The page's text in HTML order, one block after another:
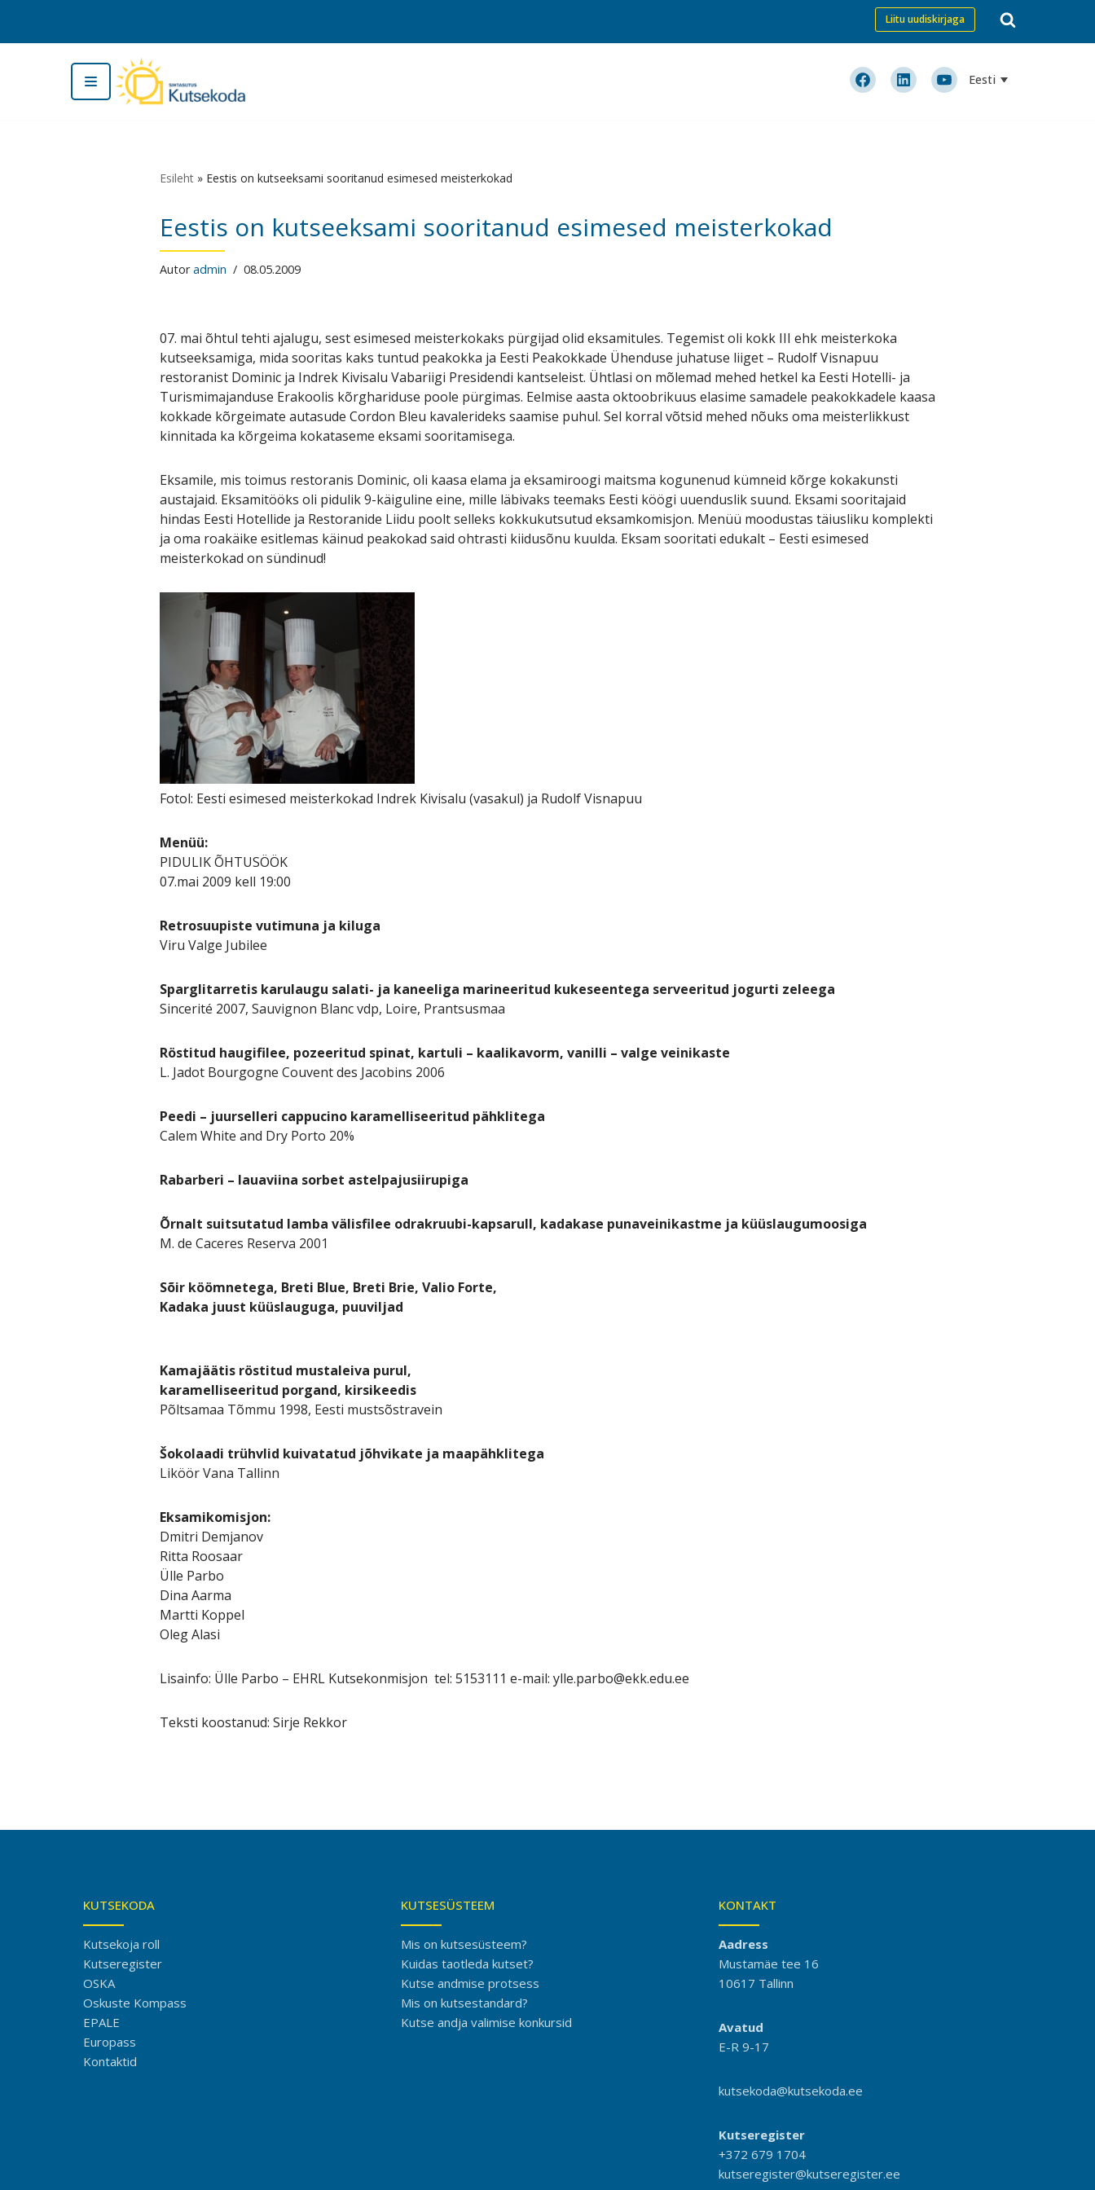
Skip
Liitu uudiskirjaga
Eesti
Esileht» Eestis on kutseeksami sooritanud esimesed meisterkokad
Eestis on kutseeksami sooritanud esimesed meisterkokad
Autoradmin 08.05.2009
07. mai õhtul tehti ajalugu, sest esimesed meisterkokaks pürgijad olid eksamitules. Tegemist oli kokk III ehk meisterkoka
kutseeksamiga, mida sooritas kaks tuntud peakokka ja Eesti Peakokkade Ühenduse juhatuse liiget – Rudolf Visnapuu
restoranist Dominic ja Indrek Kivisalu Vabariigi Presidendi kantseleist. Ühtlasi on mõlemad mehed hetkel ka Eesti Hotelli- ja
Turismimajanduse Erakoolis kõrghariduse poole pürgimas. Eelmise aasta oktoobrikuus elasime samadele peakokkadele kaasa
kokkade kõrgeimate autasude Cordon Bleu kavalerideks saamise puhul. Sel korral võtsid mehed nõuks oma meisterlikkust
kinnitada ka kõrgeima kokataseme eksami sooritamisega.
Eksamile, mis toimus restoranis Dominic, oli kaasa elama ja eksamiroogi maitsma kogunenud kümneid kõrge kokakunsti
austajaid. Eksamitööks oli pidulik 9-käiguline eine, mille läbivaks teemaks Eesti köögi uuenduslik suund. Eksami sooritajaid
hindas Eesti Hotellide ja Restoranide Liidu poolt selleks kokkukutsutud eksamkomisjon. Menüü moodustas täiusliku komplekti
ja oma roakäike esitlemas käinud peakokad said ohtrasti kiidusõnu kuulda. Eksam sooritati edukalt – Eesti esimesed
meisterkokad on sündinud!
Fotol: Eesti esimesed meisterkokad Indrek Kivisalu (vasakul) ja Rudolf Visnapuu
Menüü:
PIDULIK ÕHTUSÖÖK
07.mai 2009 kell 19:00
Retrosuupiste vutimuna ja kiluga
Viru Valge Jubilee
Sparglitarretis karulaugu salati- ja kaneeliga marineeritud kukeseentega serveeritud jogurti zeleega
Sincerité 2007, Sauvignon Blanc vdp, Loire, Prantsusmaa
Röstitud haugifilee, pozeeritud spinat, kartuli – kaalikavorm, vanilli – valge veinikaste
L. Jadot Bourgogne Couvent des Jacobins 2006
Peedi – juurselleri cappucino karamelliseeritud pähklitega
Calem White and Dry Porto 20%
Rabarberi – lauaviina sorbet astelpajusiirupiga
Õrnalt suitsutatud lamba välisfilee odrakruubi-kapsarull, kadakase punaveinikastme ja küüslaugumoosiga
M. de Caceres Reserva 2001
Sõir köömnetega, Breti Blue, Breti Brie, Valio Forte,
Kadaka juust küüslauguga, puuviljad
Kamajäätis röstitud mustaleiva purul,
karamelliseeritud porgand, kirsikeedis
Põltsamaa Tõmmu 1998, Eesti mustsõstravein
Šokolaadi trühvlid kuivatatud jõhvikate ja maapähklitega
Liköör Vana Tallinn
Eksamikomisjon:
Dmitri Demjanov
Ritta Roosaar
Ülle Parbo
Dina Aarma
Martti Koppel
Oleg Alasi
Lisainfo: Ülle Parbo – EHRL Kutsekonmisjon tel: 5153111 e-mail: ylle.parbo@ekk.edu.ee
Teksti koostanud: Sirje Rekkor
KUTSEKODA
Kutsekoja roll
Kutseregister
OSKA
Oskuste Kompass
EPALE
Europass
Kontaktid
KUTSESÜSTEEM
Mis on kutsesüsteem?
Kuidas taotleda kutset?
Kutse andmise protsess
Mis on kutsestandard?
Kutse andja valimise konkursid
KONTAKT
Aadress
Mustamäe tee 16
10617 Tallinn
Avatud
E-R 9-17
kutsekoda@kutsekoda.ee
Kutseregister
+372 679 1704
kutseregister@kutseregister.ee